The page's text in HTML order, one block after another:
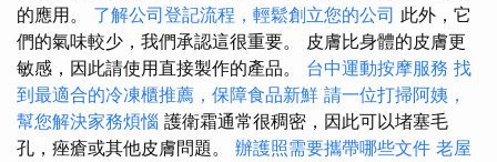
的應用。 了解公司登記流程，輕鬆創立您的公司 此外，它
們的氣味較少，我們承認這很重要。 皮膚比身體的皮膚更
敏感，因此請使用直接製作的產品。 台中運動按摩服務 找
到最適合的冷凍櫃推薦，保障食品新鮮 請一位打掃阿姨，
幫您解決家務煩惱 護衛霜通常很稠密，因此可以堵塞毛
孔，痤瘡或其他皮膚問題。 辦護照需要攜帶哪些文件 老屋